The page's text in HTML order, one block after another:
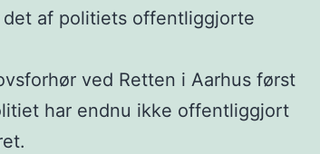
af politiets offentliggjorte
ved Retten i Aarhus først
har endnu ikke offentliggjort